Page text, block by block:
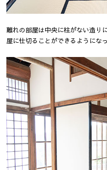
離れの部屋は中央に柱がない造り
屋に仕切ることができるようにな